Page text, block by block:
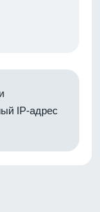
IP-адрес